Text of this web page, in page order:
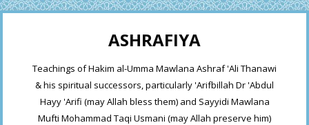
ASHRAFIYA
Teachings of Hakim al-Umma Mawlana Ashraf 'Ali Thanawi
& his spiritual successors, particularly 'Arifbillah Dr 'Abdul
Hayy 'Arifi (may Allah bless them) and Sayyidi Mawlana
Mufti Mohammad Taqi Usmani (may Allah preserve him)